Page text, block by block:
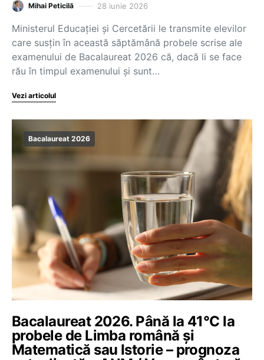
Mihai Peticilă 28 iunie 2026
Ministerul Educației și Cercetării le transmite elevilor
care susțin în această săptămână probele scrise ale
examenului de Bacalaureat 2026 că, dacă li se face
rău în timpul examenului și sunt…
Vezi articolul
Bacalaureat 2026
Bacalaureat 2026. Până la 41°C la
probele de Limba română și
Matematică sau Istorie – prognoza